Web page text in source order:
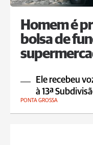
Homem é
bolsa de
Ele recebeu
à 13ª
PONTA GROSSA